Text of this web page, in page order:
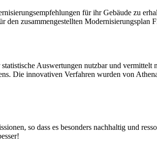
für ihr Gebäude zu
zusammengestellten
Auswertungen nutzbar und
Die innovativen Verfahren wurden von
so dass es besonders nachhaltig und